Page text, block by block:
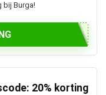
bij Burga!
20% korting